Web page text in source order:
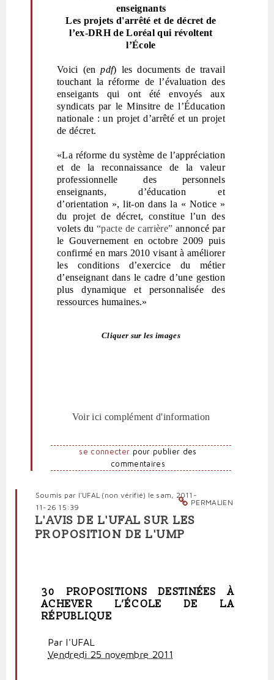
vérifié)
enseignants
Les projets d'arrêté et de décret de
l’ex-DRH de Loréal qui révoltent
l’École
Voici (enpdf) les documents de travail
touchant la réforme de l’évaluation des
enseigants qui ont été envoyés aux
syndicats par le Minsitre de l’Éducation
nationale : un projet d’arrêté et un projet
de décret.
«La réforme du système de l’appréciation
et de la reconnaissance de la valeur
professionnelle des personnels
enseignants, d’éducation et
d’orientation », lit-on dans la « Notice »
du projet de décret, constitue l’un des
volets du“pacte de carrière” annoncé par
le Gouvernement en octobre 2009 puis
confirmé en mars 2010 visant à améliorer
les conditions d’exercice du métier
d’enseignant dans le cadre d’une gestion
plus dynamique et personnalisée des
ressources humaines.»
Cliquer sur les images
Voir ici complément d'information
se connecter pour publier des
commentaires
PERMALIEN
Soumis par l'UFAL (non vérifié) le sam, 2011-
11-26 15:39
L'AVIS DE L'UFAL SUR LES
PROPOSITION DE L'UMP
30 PROPOSITIONS DESTINÉES À
ACHEVER L’ÉCOLE DE LA
RÉPUBLIQUE
Par l'UFAL
Vendredi 25 novembre 2011